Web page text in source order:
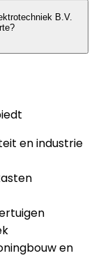
B.V.
en industrie
en